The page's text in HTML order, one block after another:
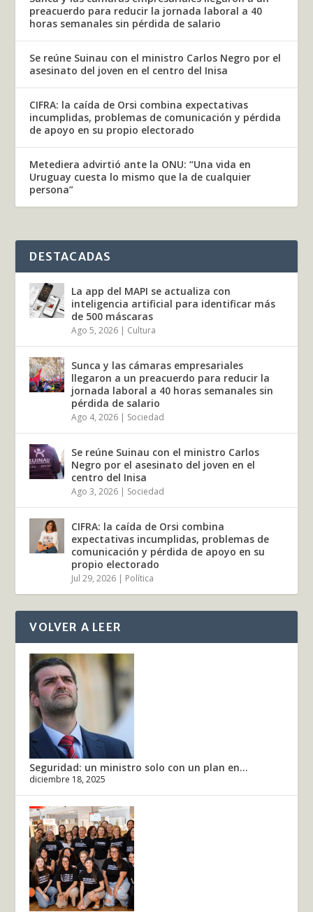
preacuerdo para reducir la jornada laboral a 40
horas semanales sin pérdida de salario
Se reúne Suinau con el ministro Carlos Negro por el
asesinato del joven en el centro del Inisa
CIFRA: la caída de Orsi combina expectativas
incumplidas, problemas de comunicación y pérdida
de apoyo en su propio electorado
Metediera advirtió ante la ONU: “Una vida en
Uruguay cuesta lo mismo que la de cualquier
persona”
DESTACADAS
La app del MAPI se actualiza con
inteligencia artificial para identificar más
de 500 máscaras
Ago 5, 2026 | Cultura
Sunca y las cámaras empresariales
llegaron a un preacuerdo para reducir la
jornada laboral a 40 horas semanales sin
pérdida de salario
Ago 4, 2026 | Sociedad
Se reúne Suinau con el ministro Carlos
Negro por el asesinato del joven en el
centro del Inisa
Ago 3, 2026 | Sociedad
CIFRA: la caída de Orsi combina
expectativas incumplidas, problemas de
comunicación y pérdida de apoyo en su
propio electorado
Jul 29, 2026 | Política
VOLVER A LEER
Seguridad: un ministro solo con un plan en...
diciembre 18, 2025